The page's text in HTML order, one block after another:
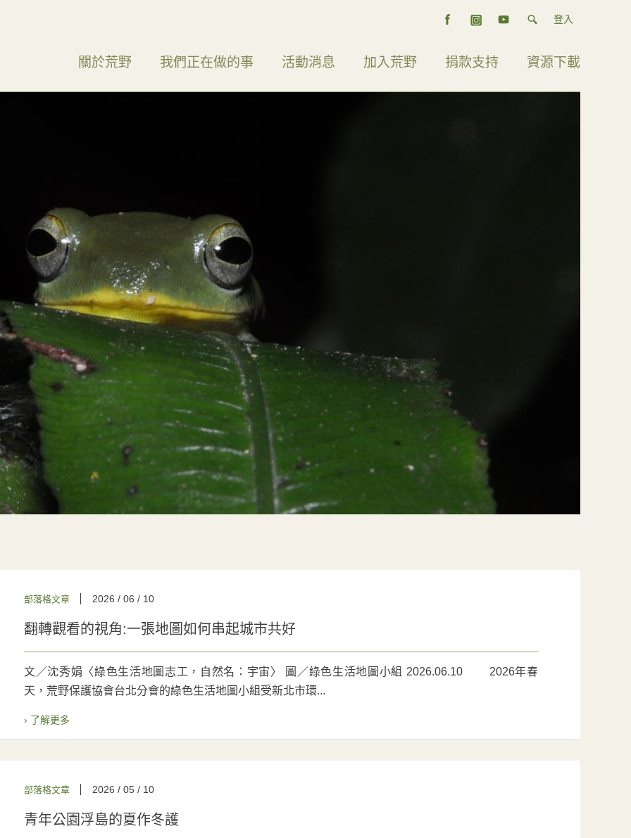
登入
關於荒野 我們正在做的事 活動消息 加入荒野 捐款支持 資源下載
部落格文章 2026 / 06 / 10
翻轉觀看的視角:一張地圖如何串起城市共好
文／沈秀娟〈綠色生活地圖志工，自然名：宇宙〉 圖／綠色生活地圖小組 2026.06.10 2026年春
天，荒野保護協會台北分會的綠色生活地圖小組受新北市環...
› 了解更多
部落格文章 2026 / 05 / 10
青年公園浮島的夏作冬護